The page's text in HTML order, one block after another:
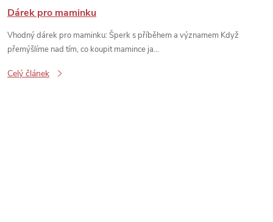
Dárek pro maminku
Vhodný dárek pro maminku: Šperk s příběhem a významem Když
přemýšlíme nad tím, co koupit mamince ja...
Celý článek